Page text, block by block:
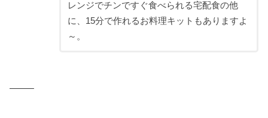
レンジでチンですぐ食べられる宅配食の他
に、15分で作れるお料理キットもありますよ
～。
——–